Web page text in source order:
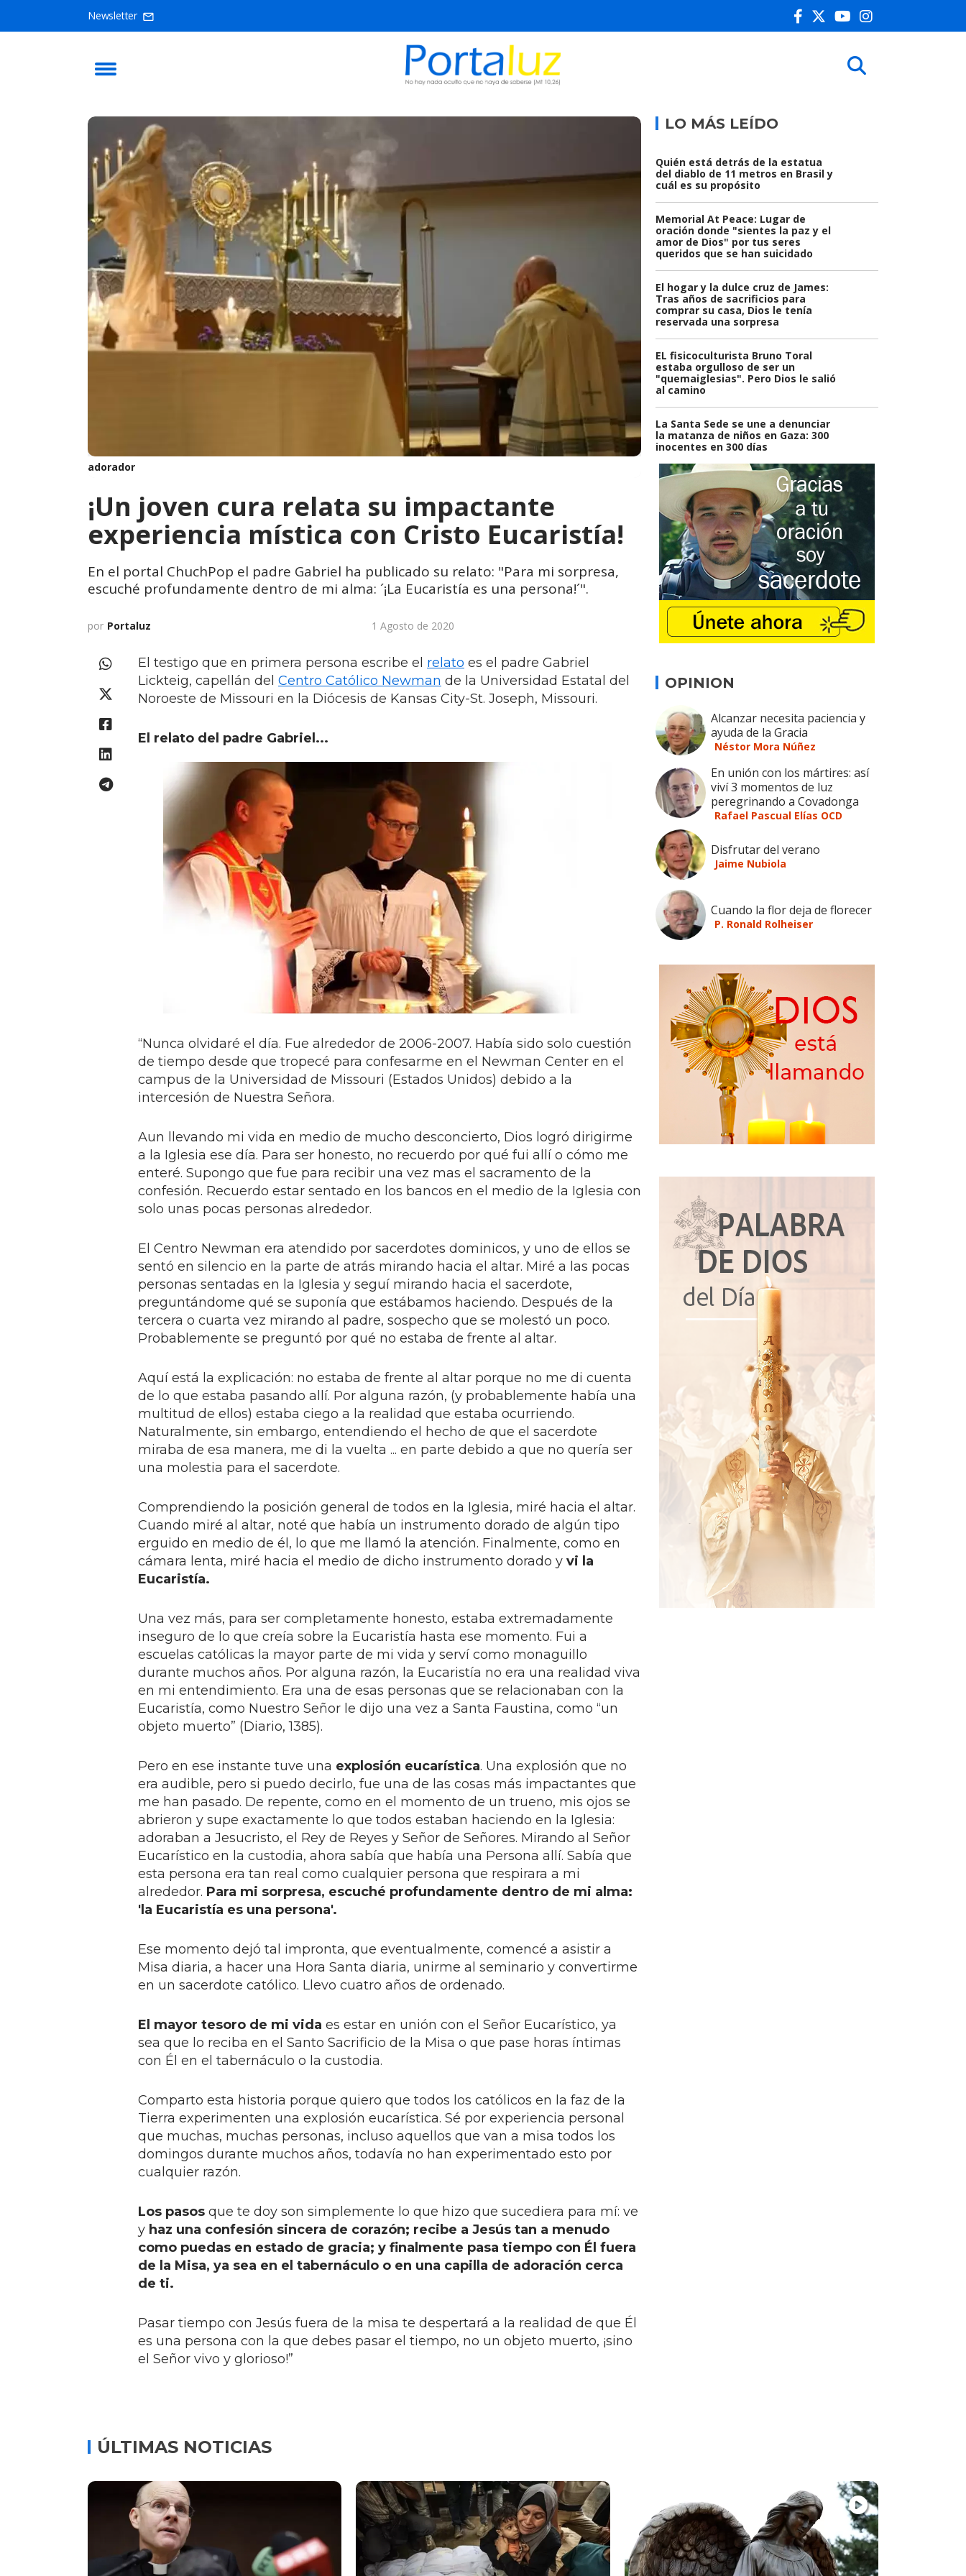
Newsletter
adorador
¡Un joven cura relata su impactante
experiencia mística con Cristo Eucaristía!
En el portal ChuchPop el padre Gabriel ha publicado su relato: "Para mi sorpresa,
escuché profundamente dentro de mi alma: ´¡La Eucaristía es una persona!´".
por Portaluz 1 Agosto de 2020
El testigo que en primera persona escribe el relato es el padre Gabriel
Lickteig, capellán del Centro Católico Newman de la Universidad Estatal del
Noroeste de Missouri en la Diócesis de Kansas City-St. Joseph, Missouri.
El relato del padre Gabriel...
“Nunca olvidaré el día. Fue alrededor de 2006-2007. Había sido solo cuestión
de tiempo desde que tropecé para confesarme en el Newman Center en el
campus de la Universidad de Missouri (Estados Unidos) debido a la
intercesión de Nuestra Señora.
Aun llevando mi vida en medio de mucho desconcierto, Dios logró dirigirme
a la Iglesia ese día. Para ser honesto, no recuerdo por qué fui allí o cómo me
enteré. Supongo que fue para recibir una vez mas el sacramento de la
confesión. Recuerdo estar sentado en los bancos en el medio de la Iglesia con
solo unas pocas personas alrededor.
El Centro Newman era atendido por sacerdotes dominicos, y uno de ellos se
sentó en silencio en la parte de atrás mirando hacia el altar. Miré a las pocas
personas sentadas en la Iglesia y seguí mirando hacia el sacerdote,
preguntándome qué se suponía que estábamos haciendo. Después de la
tercera o cuarta vez mirando al padre, sospecho que se molestó un poco.
Probablemente se preguntó por qué no estaba de frente al altar.
Aquí está la explicación: no estaba de frente al altar porque no me di cuenta
de lo que estaba pasando allí. Por alguna razón, (y probablemente había una
multitud de ellos) estaba ciego a la realidad que estaba ocurriendo.
Naturalmente, sin embargo, entendiendo el hecho de que el sacerdote
miraba de esa manera, me di la vuelta ... en parte debido a que no quería ser
una molestia para el sacerdote.
Comprendiendo la posición general de todos en la Iglesia, miré hacia el altar.
Cuando miré al altar, noté que había un instrumento dorado de algún tipo
erguido en medio de él, lo que me llamó la atención. Finalmente, como en
cámara lenta, miré hacia el medio de dicho instrumento dorado y vi la
Eucaristía.
Una vez más, para ser completamente honesto, estaba extremadamente
inseguro de lo que creía sobre la Eucaristía hasta ese momento. Fui a
escuelas católicas la mayor parte de mi vida y serví como monaguillo
durante muchos años. Por alguna razón, la Eucaristía no era una realidad viva
en mi entendimiento. Era una de esas personas que se relacionaban con la
Eucaristía, como Nuestro Señor le dijo una vez a Santa Faustina, como “un
objeto muerto” (Diario, 1385).
Pero en ese instante tuve una explosión eucarística. Una explosión que no
era audible, pero si puedo decirlo, fue una de las cosas más impactantes que
me han pasado. De repente, como en el momento de un trueno, mis ojos se
abrieron y supe exactamente lo que todos estaban haciendo en la Iglesia:
adoraban a Jesucristo, el Rey de Reyes y Señor de Señores. Mirando al Señor
Eucarístico en la custodia, ahora sabía que había una Persona allí. Sabía que
esta persona era tan real como cualquier persona que respirara a mi
alrededor. Para mi sorpresa, escuché profundamente dentro de mi alma:
'la Eucaristía es una persona'.
Ese momento dejó tal impronta, que eventualmente, comencé a asistir a
Misa diaria, a hacer una Hora Santa diaria, unirme al seminario y convertirme
en un sacerdote católico. Llevo cuatro años de ordenado.
El mayor tesoro de mi vida es estar en unión con el Señor Eucarístico, ya
sea que lo reciba en el Santo Sacrificio de la Misa o que pase horas íntimas
con Él en el tabernáculo o la custodia.
Comparto esta historia porque quiero que todos los católicos en la faz de la
Tierra experimenten una explosión eucarística. Sé por experiencia personal
que muchas, muchas personas, incluso aquellos que van a misa todos los
domingos durante muchos años, todavía no han experimentado esto por
cualquier razón.
Los pasos que te doy son simplemente lo que hizo que sucediera para mí: ve
y haz una confesión sincera de corazón; recibe a Jesús tan a menudo
como puedas en estado de gracia; y finalmente pasa tiempo con Él fuera
de la Misa, ya sea en el tabernáculo o en una capilla de adoración cerca
de ti.
Pasar tiempo con Jesús fuera de la misa te despertará a la realidad de que Él
es una persona con la que debes pasar el tiempo, no un objeto muerto, ¡sino
el Señor vivo y glorioso!”
LO MÁS LEÍDO
Quién está detrás de la estatua
del diablo de 11 metros en Brasil y
cuál es su propósito
Memorial At Peace: Lugar de
oración donde "sientes la paz y el
amor de Dios" por tus seres
queridos que se han suicidado
El hogar y la dulce cruz de James:
Tras años de sacrificios para
comprar su casa, Dios le tenía
reservada una sorpresa
EL fisicoculturista Bruno Toral
estaba orgulloso de ser un
"quemaiglesias". Pero Dios le salió
al camino
La Santa Sede se une a denunciar
la matanza de niños en Gaza: 300
inocentes en 300 días
OPINION
Alcanzar necesita paciencia y
ayuda de la Gracia
Néstor Mora Núñez
En unión con los mártires: así
viví 3 momentos de luz
peregrinando a Covadonga
Rafael Pascual Elías OCD
Disfrutar del verano
Jaime Nubiola
Cuando la flor deja de florecer
P. Ronald Rolheiser
ÚLTIMAS NOTICIAS